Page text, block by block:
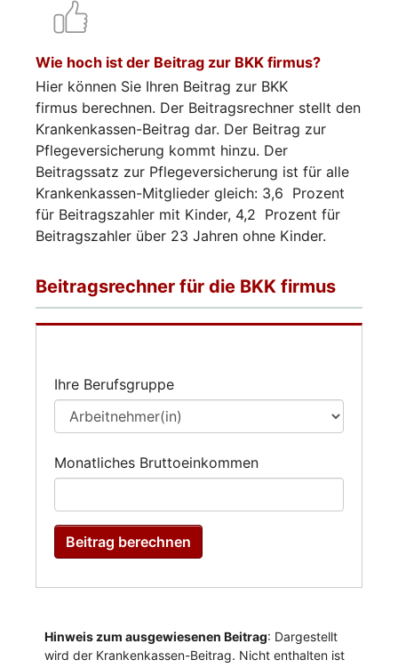
Wie hoch ist der Beitrag zur BKK firmus?
Hier können Sie Ihren Beitrag zur BKK
firmus berechnen. Der Beitragsrechner stellt den
Krankenkassen-Beitrag dar. Der Beitrag zur
Pflegeversicherung kommt hinzu. Der
Beitragssatz zur Pflegeversicherung ist für alle
Krankenkassen-Mitglieder gleich: 3,6 Prozent
für Beitragszahler mit Kinder, 4,2 Prozent für
Beitragszahler über 23 Jahren ohne Kinder.